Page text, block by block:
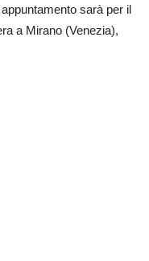
sarà per il
a Mirano (Venezia),